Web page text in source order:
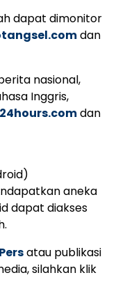
dapat dimonitor
dan
nasional,
Inggris,
dan
aneka
dapat diakses
atau publikasi
silahkan klik